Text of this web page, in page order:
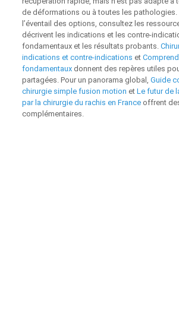
de déformations ou à toutes les
l’éventail des options, consultez les
décrivent les indications et les contre-
fondamentaux et les résultats probants.
indications et contre-indications et
fondamentauxdonnent des repères utiles
partagées. Pour un panorama global, Guide
chirurgie simple fusion motion et Le futur de
par la chirurgie du rachis en Franceoffrent
complémentaires.